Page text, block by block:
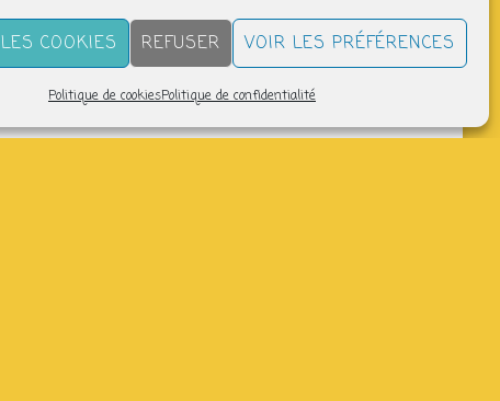
COOKIES REFUSER VOIR LES PRÉFÉRENCES
Politique de cookiesPolitique de confidentialité